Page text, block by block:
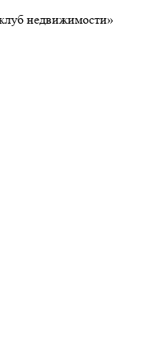
недвижимости»